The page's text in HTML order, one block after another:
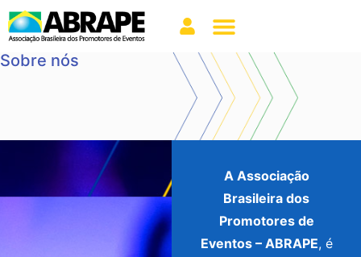
Sobre nós
A Associação
Brasileira dos
Promotores de
Eventos – ABRAPE, é